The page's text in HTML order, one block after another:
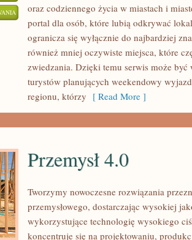
JELENIA
GÓRA
oraz codziennego życia w miastach i
portal dla osób, które lubią odkrywać
ogranicza się wyłącznie do najbardziej
również mniej oczywiste miejsca, które
zwiedzania. Dzięki temu serwis może
turystów planujących weekendowy
regionu, którzy [ Read More ]
Przemysł 4.0
Tworzymy nowoczesne rozwiązania
przemysłowego, dostarczając wysokiej
wykorzystujące technologię wysokiego
koncentruje się na projektowaniu,